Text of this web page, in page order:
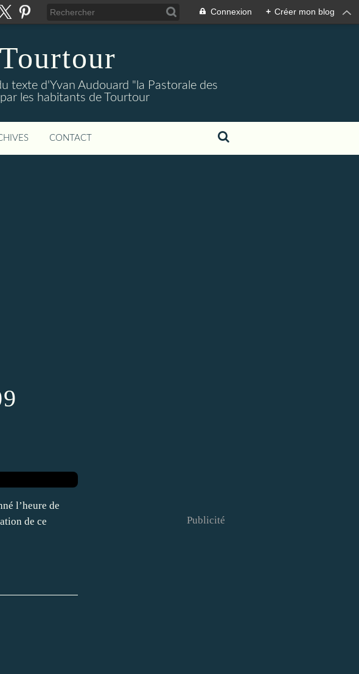
Connexion + Créer mon blog
texte d'Yvan Audouard "la Pastorale des
les habitants de Tourtour
CONTACT
l’heure de
de ce
Publicité